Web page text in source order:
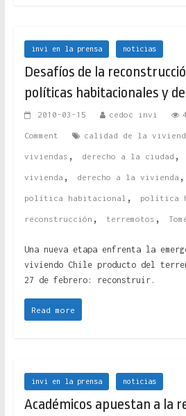
invi en la prensa noticias
Desafíos de la
políticas habitacionales y
2010-03-15 cedoc invi
Comment calidad de la
viviendas , derecho a la ciudad ,
vivienda , derecho a la vivienda ,
política habitacional , política
reconstrucción , terremotos ,
Una nueva etapa enfrenta la
viviendo Chile producto del
27 de febrero: reconstruir.
Read more
invi en la prensa noticias
Académicos apuestan a la